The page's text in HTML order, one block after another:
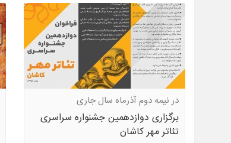
در نیمه دوم آذرماه سال جاری
برگزاری دوازدهمین جشنواره سراسری
تئاتر مهر کاشان